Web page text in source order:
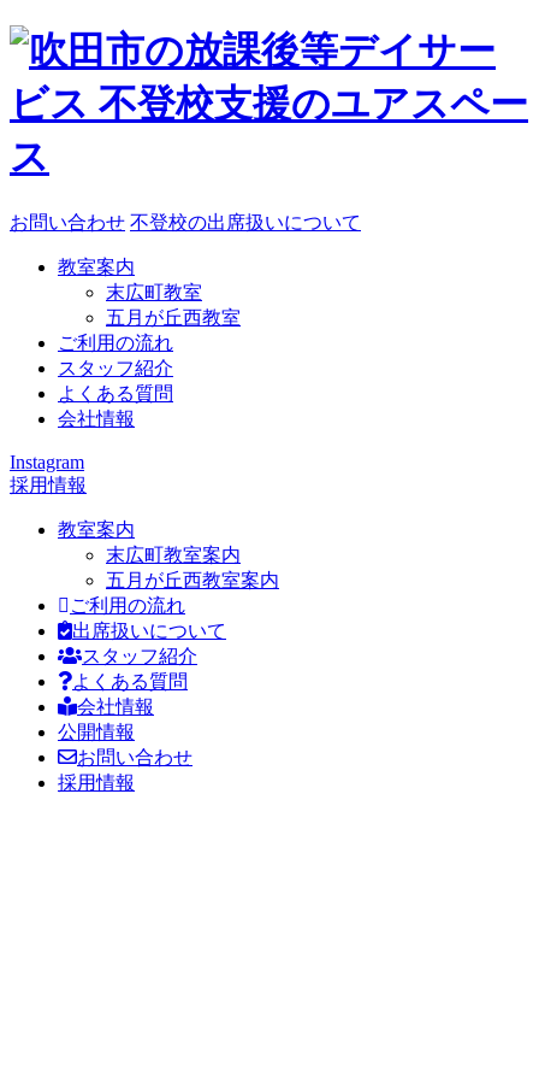
お問い合わせ 不登校の出席扱いについて
教室案内
末広町教室
五月が丘西教室
ご利用の流れ
スタッフ紹介
よくある質問
会社情報
Instagram
採用情報
教室案内
末広町教室案内
五月が丘西教室案内
ご利用の流れ
出席扱いについて
スタッフ紹介
よくある質問
会社情報
公開情報
お問い合わせ
採用情報